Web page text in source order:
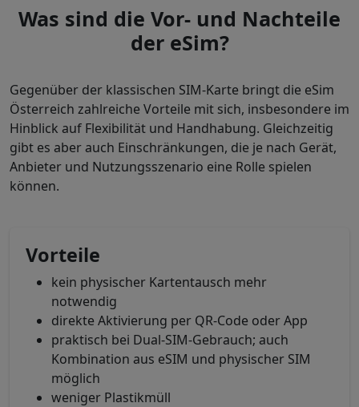
Was sind die Vor- und Nachteile
der eSim?
Gegenüber der klassischen SIM-Karte bringt die eSim
Österreich zahlreiche Vorteile mit sich, insbesondere im
Hinblick auf Flexibilität und Handhabung. Gleichzeitig
gibt es aber auch Einschränkungen, die je nach Gerät,
Anbieter und Nutzungsszenario eine Rolle spielen
können.
Vorteile
kein physischer Kartentausch mehr
notwendig
direkte Aktivierung per QR-Code oder App
praktisch bei Dual-SIM-Gebrauch; auch
Kombination aus eSIM und physischer SIM
möglich
weniger Plastikmüll